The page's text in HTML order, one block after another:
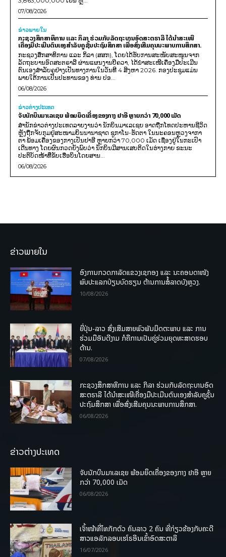
07/08/2026
ຂ່າວພາຍ​ໃນ
ກະຊວງສຶກສາທິການ ແລະ ກິລາ ຮ່ວມກັບລັດຖະບານອົດສະຕຣາລີ ໄດ້ນຳສະເໜີ
ເຄື່ອງມືປະເມີນຕົນເອງສຳລັບຄູຊັ້ນປະຖົມສຶກສາ ເພື່ອສົ່ງເສີມຄຸນນະພາບການສຶກສາ.
ກະຊວງສຶກສາທິການ ແລະ ກິລາ (ສສກ), ໂດຍໄດ້ຮັບການສະໜັບສະໜູນຈາກ
ລັດຖະບານອົດສະຕຣາລີ ຜ່ານແຜນງານບີຄວາ, ໄດ້ນຳສະເໜີເຄື່ອງມືປະເມີນ
ຕົນເອງສຳລັບຄູຢ່າງເປັນທາງການໃນວັນທີ 4 ສິງຫາ 2026. ກອງປະຊຸມແມ່ນ
ພາຍໃຕ້ການເປັນປະທານຂອງ ທ່ານ ປອ...
06/08/2026
ຂ່າວຕ່າງປະເທດ
ຈັບນັກບິນມາເລເຊຍ ພ້ອມຍຶດເຄື່ອງຂອງກາງ ຢາອີ ຫຼາຍກວ່າ 70,000 ເມັດ
ສຳນັກຂ່າວຕ່າງປະເທດລາຍງານວ່າ ນັກບິນມາເລເຊຍ ອາດຖືກໂທດປະຫານຊີວິດ
ຫຼັງຖືກຈັບກຸມຢູ່ສະໜາມບິນນານາຊາດ ຊູກາໂນ-ຮັດຕາ ໃນນະຄອນຫຼວງຈາກາ
ຕາ ພ້ອມເຄື່ອງຂອງກາງເປັນຢາອີ ຫຼາຍກວ່າ 70,000 ເມັດ ເຊື່ອງຢູ່ໃນກະເປົາ
ເດີນທາງ ໂດຍຜົນກວດຍັງພົບວ່າ ນັກບິນມີສານເສບຕິດໃນຮ່າງກາຍ ຂະນະ
ປະຕິບັດໜ້າທີ່ຂັບເຮືອບິນໂດຍສານ...
06/08/2026
ຂ່າວພາຍໃນ
ອົງການກວດກາລັດແຂວງເຊກອງ ແລະ ນະຄອນດາໜັງ
ພົບປະແລກປ່ຽນບົດຮຽນ ຕ້ານການສໍ້ລາດບັງຫຼວງ.
10/08/2026
ຍີ່ປຸ່ນ-ລາວ ສົ່ງເສີມສາຍພົວພັນມິດຕະພາບ ແລະ ການ
ຮ່ວມມືອັນດີງາມ ກໍຄືການເປັນຄູ່ຮ່ວມຍຸດທະສາດຮອບ
ດ້ານ.
07/08/2026
ກະຊວງສຶກສາທິການ ແລະ ກິລາ ຮ່ວມກັບລັດຖະບານອົດ
ສະຕຣາລີ ໄດ້ນຳສະເໜີເຄື່ອງມືປະເມີນຕົນເອງສຳລັບຄູຊັ້ນ
ປະຖົມສຶກສາ ເພື່ອສົ່ງເສີມຄຸນນະພາບການສຶກສາ.
06/08/2026
ຂ່າວຕ່າງປະເທດ
ຈັບນັກບິນມາເລເຊຍ ພ້ອມຍຶດເຄື່ອງຂອງກາງ ຢາອີ ຫຼາຍ
ກວ່າ 70,000 ເມັດ
06/08/2026
ເຈົ້າໜ້າທີ່ໄທກັກຕົວ ຄົນລາວ 2 ຄົນ ທີ່ກ່ຽວຂ້ອງກັບຄະດີ
ສາວແອລັກລອບເຮໂຣອີນເຂົ້າອົດສະຕາລີ
16/07/2026